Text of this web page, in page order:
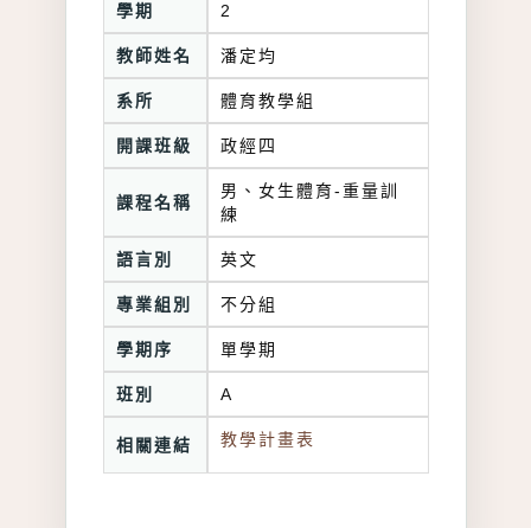
學期 2
教師姓名 潘定均
系所 體育教學組
開課班級 政經四
課程名稱
男、女生體育-重量訓
練
語言別 英文
專業組別 不分組
學期序 單學期
班別 A
相關連結 教學計畫表